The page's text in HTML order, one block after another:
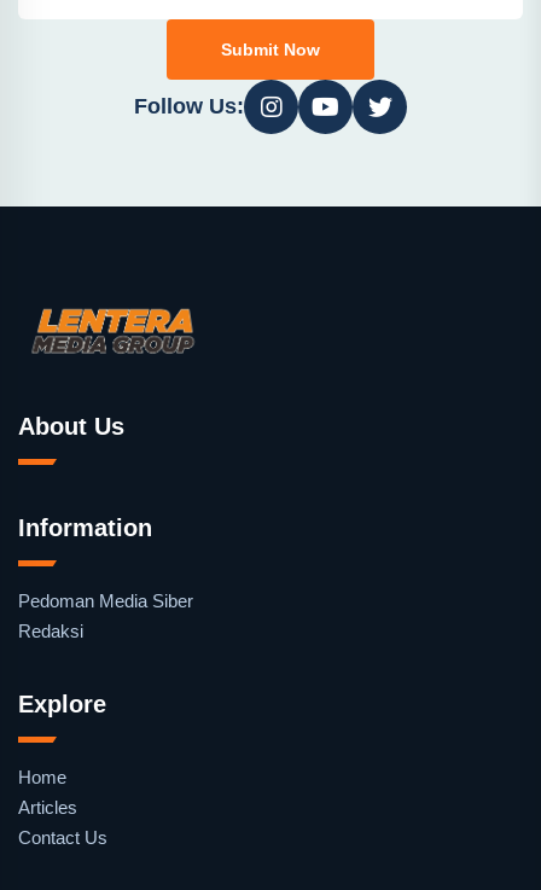
Submit Now
Follow Us:
About Us
Information
Pedoman Media Siber
Redaksi
Explore
Home
Articles
Contact Us